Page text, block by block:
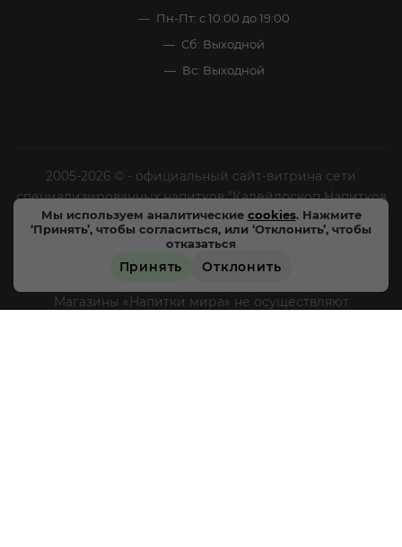
Мы используем аналитические cookies. Нажмите
‘Принять’, чтобы согласиться, или ‘Отклонить’, чтобы
отказаться
Принять Отклонить
Пн-Пт: с 10:00 до 19:00
Сб: Выходной
Вс: Выходной
2005-2026 © - официальный сайт-витрина сети
специализированных напитков "Калейдоскоп Напитков
Мира". Все права защищены.
Цены, характеристики и внешний вид товара в
Магазины «Напитки мира» не осуществляют